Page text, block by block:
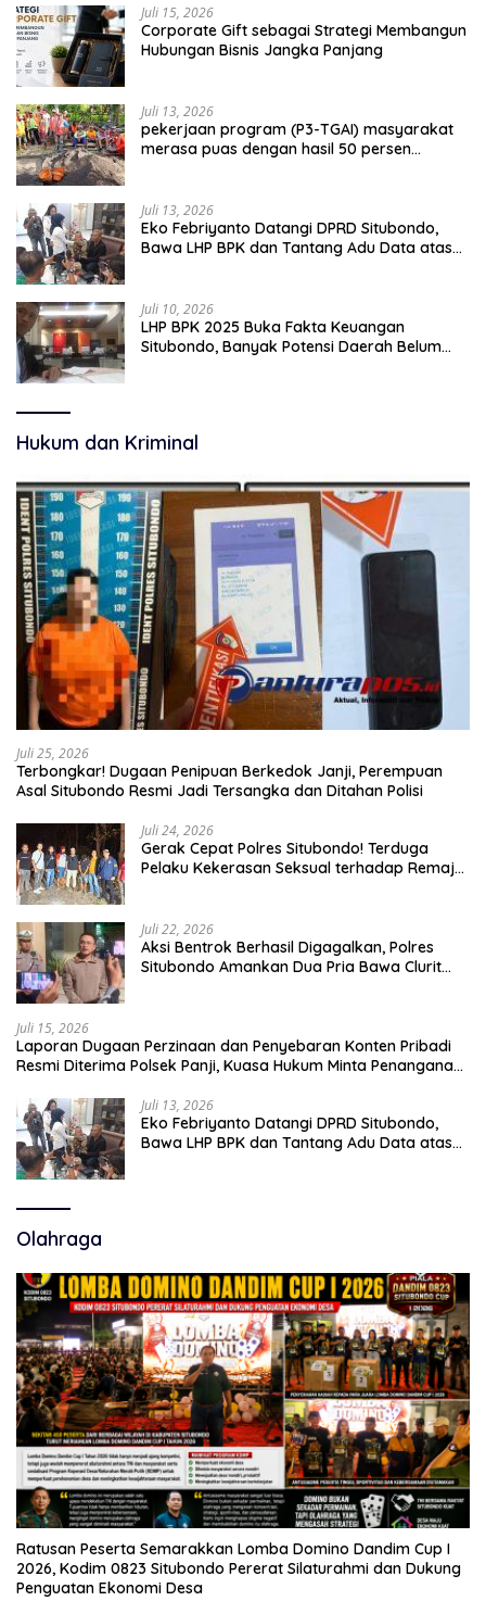
Juli 15, 2026
Corporate Gift sebagai Strategi Membangun
Hubungan Bisnis Jangka Panjang
Juli 13, 2026
pekerjaan program (P3-TGAI) masyarakat
merasa puas dengan hasil 50 persen
Juli 13, 2026
Eko Febriyanto Datangi DPRD Situbondo,
Bawa LHP BPK dan Tantang Adu Data atas
Juli 10, 2026
LHP BPK 2025 Buka Fakta Keuangan
Situbondo, Banyak Potensi Daerah Belum
Hukum dan Kriminal
Juli 25, 2026
Terbongkar! Dugaan Penipuan Berkedok Janji, Perempuan
Asal Situbondo Resmi Jadi Tersangka dan Ditahan Polisi
Juli 24, 2026
Gerak Cepat Polres Situbondo! Terduga
Pelaku Kekerasan Seksual terhadap Remaja
Juli 22, 2026
Aksi Bentrok Berhasil Digagalkan, Polres
Situbondo Amankan Dua Pria Bawa Clurit
Juli 15, 2026
Laporan Dugaan Perzinaan dan Penyebaran Konten Pribadi
Resmi Diterima Polsek Panji, Kuasa Hukum Minta Penanganan
Juli 13, 2026
Eko Febriyanto Datangi DPRD Situbondo,
Bawa LHP BPK dan Tantang Adu Data atas
Olahraga
Ratusan Peserta Semarakkan Lomba Domino Dandim Cup I
2026, Kodim 0823 Situbondo Pererat Silaturahmi dan Dukung
Penguatan Ekonomi Desa